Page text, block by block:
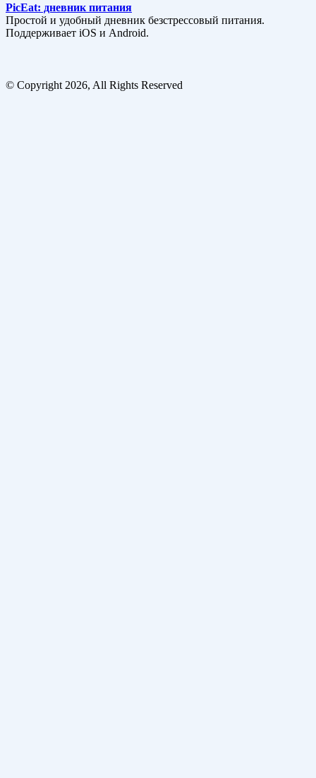
PicEat: дневник питания
Простой и удобный дневник безстрессовый питания.
Поддерживает iOS и Android.
© Copyright 2026, All Rights Reserved